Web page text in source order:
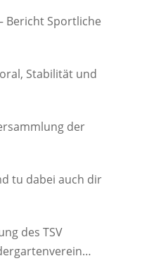
Bericht Sportliche
Stabilität und
der
tu dabei auch dir
des TSV